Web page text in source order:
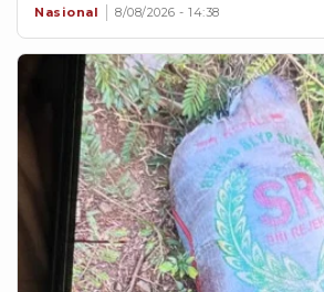
Nasional 8/08/2026 - 14:38